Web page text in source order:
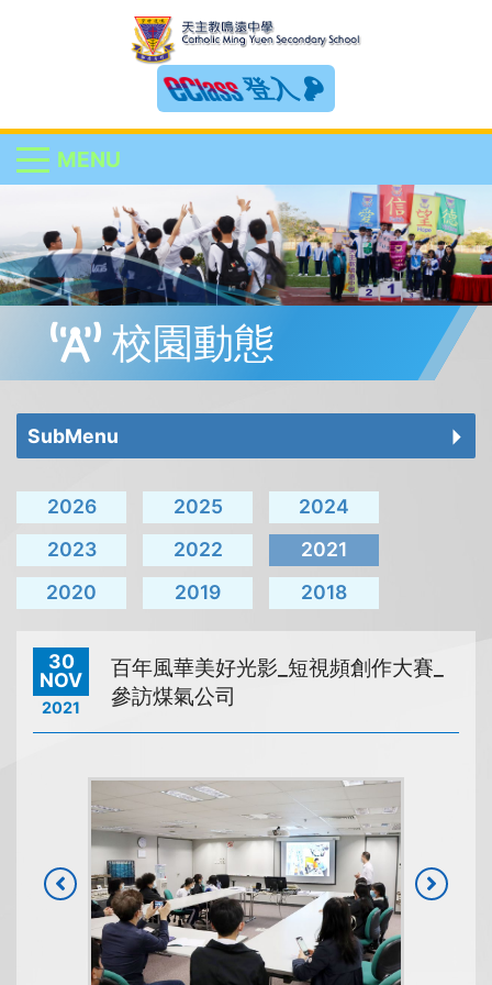
登入
MENU
校園動態
SubMenu
2026 2025
2024
2023
2022
2021
2020
2019 2018
30
NOV
2021
百年風華美好光影_短視頻創作大賽_
參訪煤氣公司